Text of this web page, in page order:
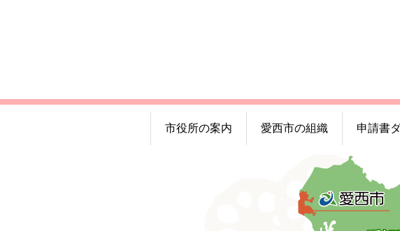
市役所の案内 愛西市の組織 申請書